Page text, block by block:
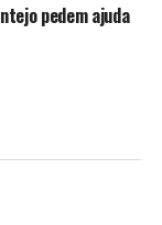
pedem ajuda